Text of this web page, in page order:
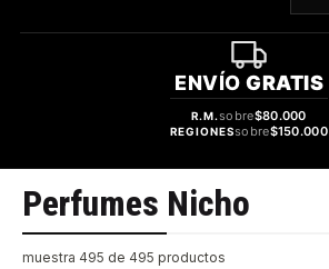
ENVÍO GRATIS
R.M.sobre$80.000
REGIONESsobre$150.000
Perfumes Nicho
muestra 495 de 495 productos